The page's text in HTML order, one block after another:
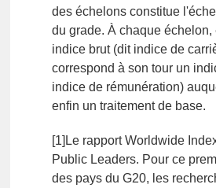
des échelons constitue
du grade. À chaque échelon,
indice brut (dit indice de
correspond à son tour un
indice de rémunération)
enfin un traitement de base.
[1]Le rapport Worldwide
Public Leaders. Pour ce
des pays du G20, les